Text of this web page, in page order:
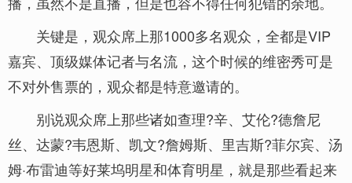
关键是，观众席上那1000多名观众，全都是VIP
嘉宾、顶级媒体记者与名流，这个时候的维密秀可是
不对外售票的，观众都是特意邀请的。
别说观众席上那些诸如查理?辛、艾伦?德詹尼
丝、达蒙?韦恩斯、凯文?詹姆斯、里吉斯?菲尔宾、汤
姆·布雷迪等好莱坞明星和体育明星，就是那些看起来